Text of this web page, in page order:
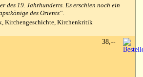
des 19. Jahrhunderts. Es erschien noch ein
des Orients“.
Kirchengeschichte, Kirchenkritik
38,--